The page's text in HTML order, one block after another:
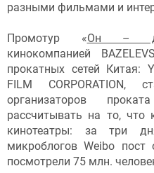
разными фильмами и
Промотур «Он –
кинокомпанией
прокатных сетей Китая:
FILM CORPORATION,
организаторов
рассчитывать на то, что
кинотеатры: за три
микроблогов Weibo
посмотрели 75 млн.